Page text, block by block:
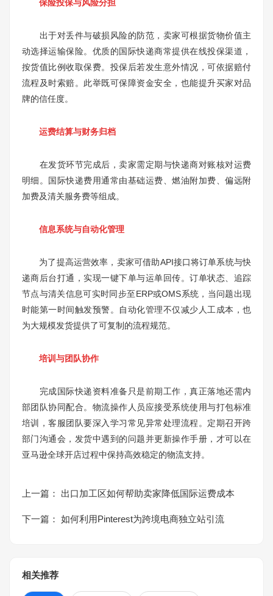
保险投保与风险分担
出于对丢件与破损风险的防范，卖家可根据货物价值主
动选择运输保险。优质的国际快递商常提供在线投保渠道，
按货值比例收取保费。投保后若发生意外情况，可依据赔付
流程及时索赔。此举既可保障资金安全，也能提升买家对品
牌的信任度。
运费结算与财务归档
在发货环节完成后，卖家需定期与快递商对账核对运费
明细。国际快递费用通常由基础运费、燃油附加费、偏远附
加费及清关服务费等组成。
信息系统与自动化管理
为了提高运营效率，卖家可借助API接口将订单系统与快
递商后台打通，实现一键下单与运单回传。订单状态、追踪
节点与清关信息可实时同步至ERP或OMS系统，当问题出现
时能第一时间触发预警。自动化管理不仅减少人工成本，也
为大规模发货提供了可复制的流程规范。
培训与团队协作
完成国际快递资料准备只是前期工作，真正落地还需内
部团队协同配合。物流操作人员应接受系统使用与打包标准
培训，客服团队要深入学习常见异常处理流程。定期召开跨
部门沟通会，发货中遇到的问题并更新操作手册，才可以在
亚马逊全球开店过程中保持高效稳定的物流支持。
上一篇： 出口加工区如何帮助卖家降低国际运费成本
下一篇： 如何利用Pinterest为跨境电商独立站引流
相关推荐